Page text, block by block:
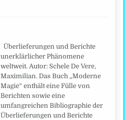
Überlieferungen und Berichte
unerklärlicher Phänomene
weltweit. Autor: Schele De Vere,
Maximilian. Das Buch „Moderne
Magie“ enthält eine Fülle von
Berichten sowie eine
umfangreichen Bibliographie der
Überlieferungen und Berichte